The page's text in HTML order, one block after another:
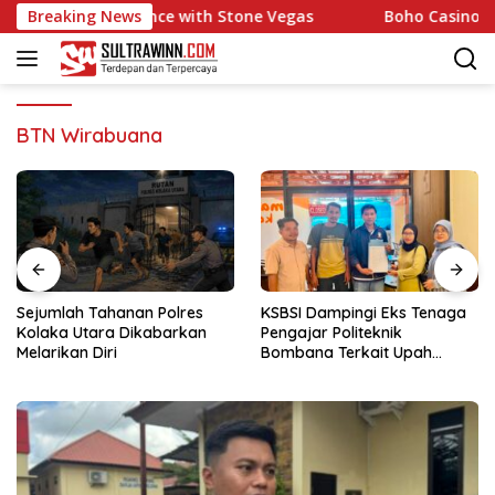
Langsung
ke
konten
Breaking News
Experience with Stone Vegas Boho Casino:
BTN Wirabuana
Sejumlah Tahanan Polres
Kolaka Utara Dikabarkan
Melarikan Diri
KSBSI Dampingi Eks Tenaga
Pengajar Politeknik
Bombana Terkait Upah